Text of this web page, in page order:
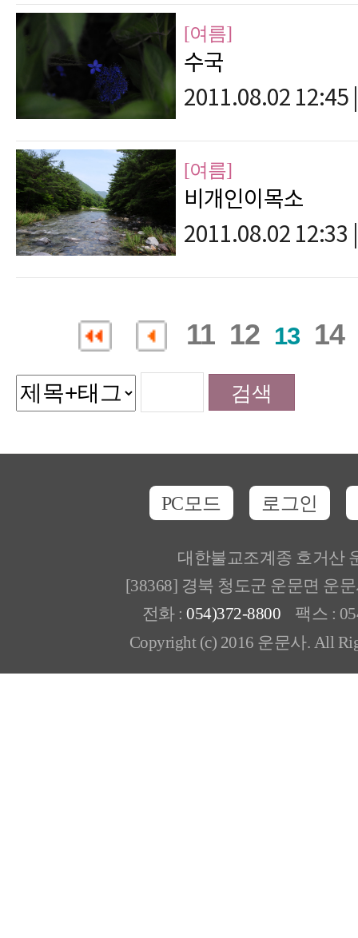
[여름]
수국
2011.08.02 12:45
[여름]
비개인이목소
2011.08.02 12:33
11 12 13 14
PC모드 로그인
대한불교조계종 호거산
[38368] 경북 청도군 운문면 운
전화 : 054)372-8800 팩스 :
Copyright (c) 2016 운문사. All